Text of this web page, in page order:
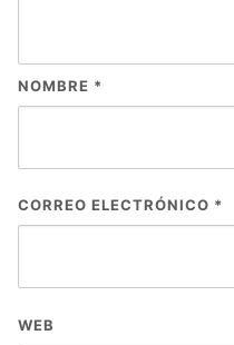
NOMBRE *
CORREO ELECTRÓNICO *
WEB